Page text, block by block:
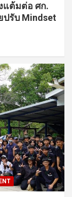
แต้มต่อ ศก.
ปรับ Mindset